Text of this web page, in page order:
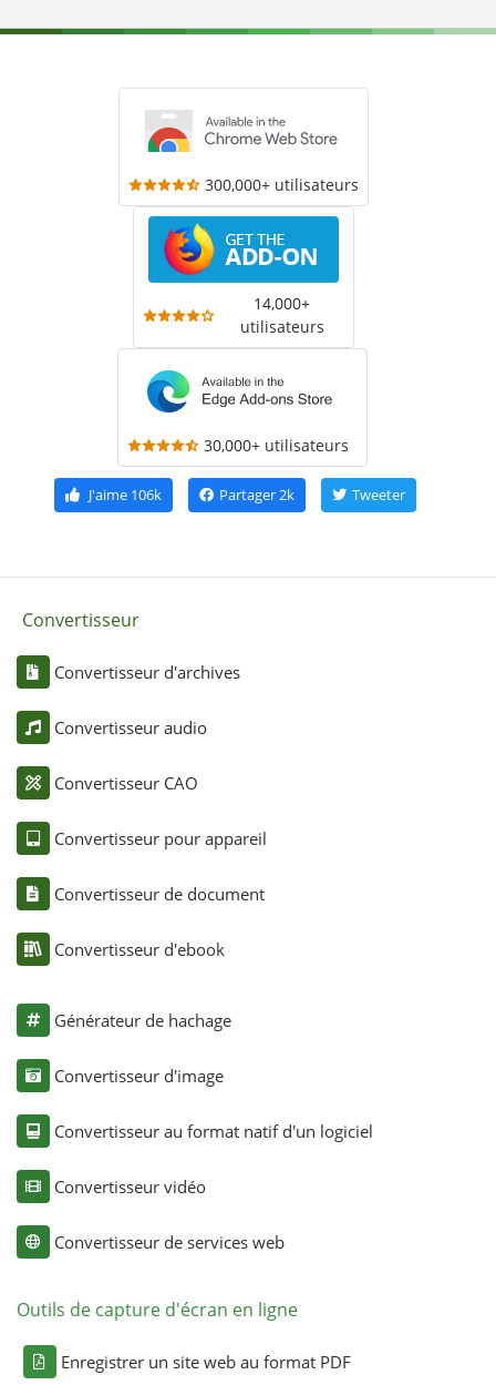
300,000+ utilisateurs
14,000+
utilisateurs
30,000+ utilisateurs
J'aime106k Partager2k Tweeter
Convertisseur
Convertisseur d'archives
Convertisseur audio
Convertisseur CAO
Convertisseur pour appareil
Convertisseur de document
Convertisseur d'ebook
Générateur de hachage
Convertisseur d'image
Convertisseur au format natif d'un logiciel
Convertisseur vidéo
Convertisseur de services web
Outils de capture d'écran en ligne
Enregistrer un site web au format PDF